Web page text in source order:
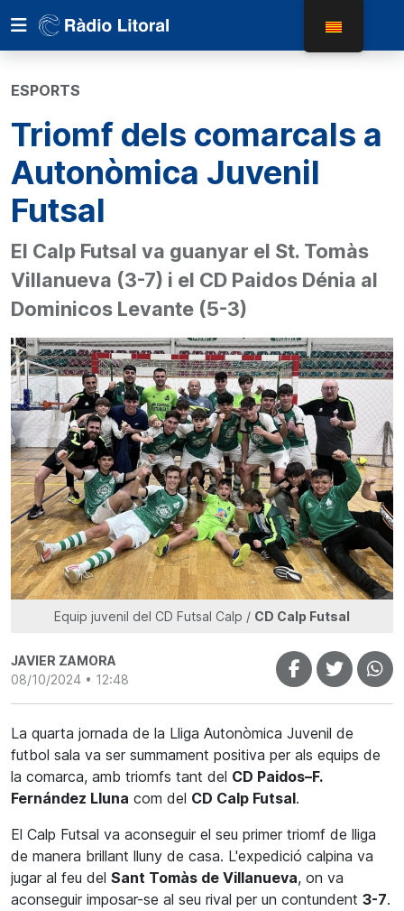
ESPORTS
Triomf dels comarcals a
Autonòmica Juvenil
Futsal
El Calp Futsal va guanyar el St. Tomàs
Villanueva (3-7) i el CD Paidos Dénia al
Dominicos Levante (5-3)
Equip juvenil del CD Futsal Calp / CD Calp Futsal
JAVIER ZAMORA
08/10/2024 • 12:48
La quarta jornada de la Lliga Autonòmica Juvenil de
futbol sala va ser summament positiva per als equips de
la comarca, amb triomfs tant del CD Paidos–F.
Fernández Lluna com del CD Calp Futsal.
El Calp Futsal va aconseguir el seu primer triomf de lliga
de manera brillant lluny de casa. L'expedició calpina va
jugar al feu del Sant Tomàs de Villanueva, on va
aconseguir imposar-se al seu rival per un contundent 3-7.